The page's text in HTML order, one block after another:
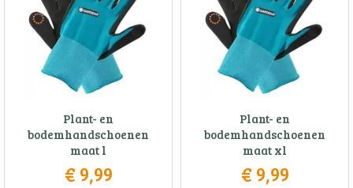
Plant- en
bodemhandschoenen
maat l
€ 9,99
Plant- en
bodemhandschoenen
maat xl
€ 9,99